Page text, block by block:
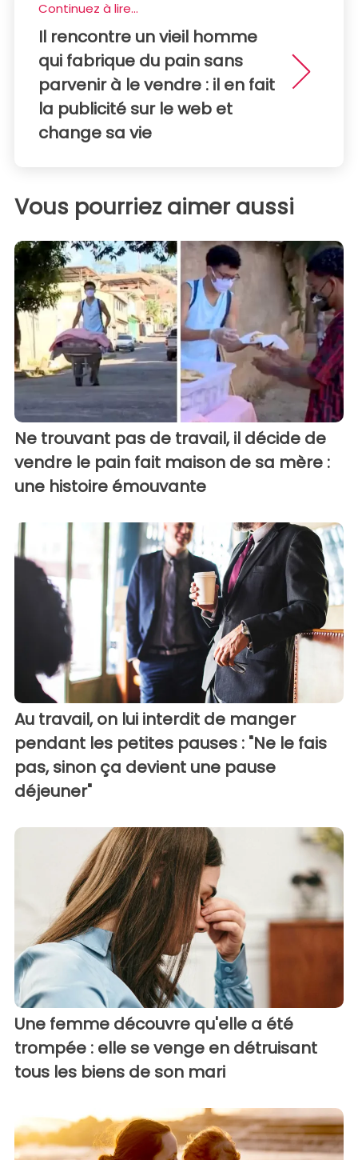
Continuez à lire...
Il rencontre un vieil homme
qui fabrique du pain sans
parvenir à le vendre : il en fait
la publicité sur le web et
change sa vie
Vous pourriez aimer aussi
Ne trouvant pas de travail, il décide de
vendre le pain fait maison de sa mère :
une histoire émouvante
Au travail, on lui interdit de manger
pendant les petites pauses : "Ne le fais
pas, sinon ça devient une pause
déjeuner"
Une femme découvre qu'elle a été
trompée : elle se venge en détruisant
tous les biens de son mari